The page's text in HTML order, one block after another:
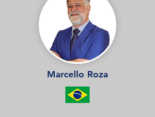
Marcello Roza